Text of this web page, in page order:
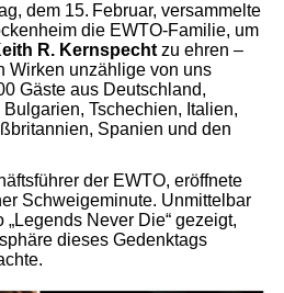
dem 15. Februar, versammelte
die EWTO-Familie, um
R. Kernspechtzu ehren –
Wirken unzählige von uns
Gäste aus Deutschland,
Tschechien, Italien,
Spanien und den
der EWTO, eröffnete
Schweigeminute. Unmittelbar
Never Die“ gezeigt,
dieses Gedenktags